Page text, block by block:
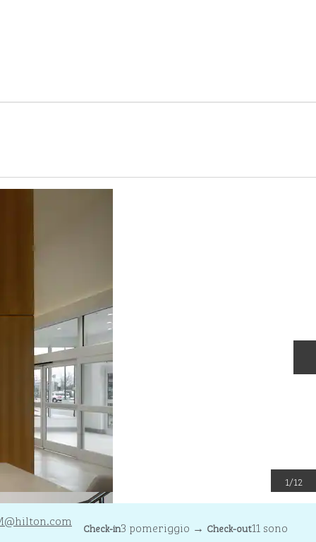
1/12
@hilton.com Check-in3 pomeriggio → Check-out11 sono